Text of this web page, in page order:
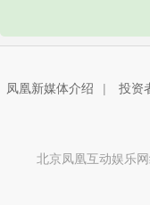
凤凰新媒体介绍 | 投资
北京凤凰互动娱乐